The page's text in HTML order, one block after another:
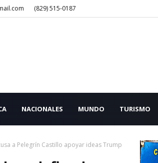
(829) 515-0187
NACIONALES MUNDO TURISMO
a Pelegrín Castillo apoyar ideas Trump